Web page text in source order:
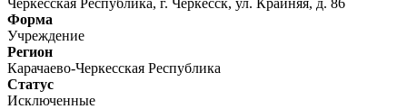
Форма
Учреждение
Регион
Карачаево-Черкесская Республика
Статус
Исключенные